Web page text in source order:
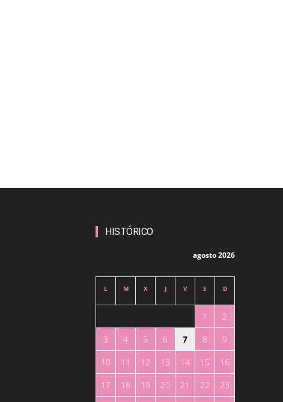
HISTÓRICO
agosto 2026
L M X J V S D
1
2
3
4 5 6 7 8
9
10
11 12 13 14 15
16
17
18 19 20 21 22
23